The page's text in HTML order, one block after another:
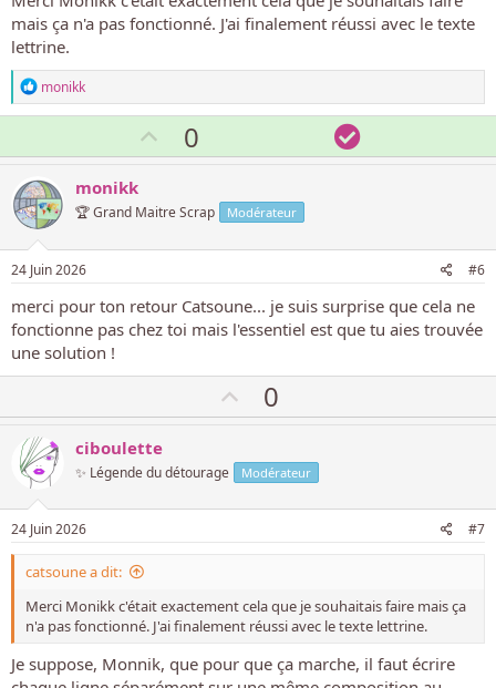
mais ça n'a pas fonctionné. J'ai finalement réussi avec le texte
lettrine.
L
e
s
é
c
t
i
o
n
s
monikk
o
e
p
s
i
t
i
0 S
o
t
o
n
monikk
🏆 Grand Maitre Scrap Modérateur
24 Juin 2026 #6
merci pour ton retour Catsoune... je suis surprise que cela ne
fonctionne pas chez toi mais l'essentiel est que tu aies trouvée
une solution !
o
e
p
t
i
f
0
ciboulette
✨ Légende du détourage Modérateur
24 Juin 2026 #7
catsoune a dit:
Merci Monikk c'était exactement cela que je souhaitais faire mais ça
n'a pas fonctionné. J'ai finalement réussi avec le texte lettrine.
Je suppose, Monnik, que pour que ça marche, il faut écrire